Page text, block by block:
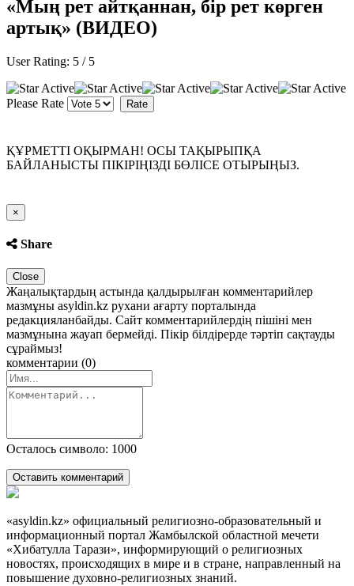
«Мың рет айтқаннан, бір рет көрген
артық» (ВИДЕО)
User Rating: 5 / 5
Please Rate
ҚҰРМЕТТІ ОҚЫРМАН! ОСЫ ТАҚЫРЫПҚА
БАЙЛАНЫСТЫ ПІКІРІҢІЗДІ БӨЛІСЕ ОТЫРЫҢЫЗ.
×
Share
Close
Жаңалықтардың астында қалдырылған комментарийлер
мазмұны asyldin.kz рухани ағарту порталында
редакцияланбайды. Сайт комментарийлердің пішіні мен
мазмұнына жауап бермейді. Пікір білдірерде тәртіп сақтауды
сұраймыз!
комментарии (0)
Осталось символо: 1000
Оставить комментарий
«asyldin.kz» официальный религиозно-образовательный и
информационный портал Жамбылской областной мечети
«Хибатулла Тарази», информирующий о религиозных
новостях, происходящих в мире и в стране, направленный на
повышение духовно-религиозных знаний.